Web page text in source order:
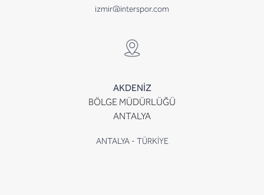
izmir@interspor.com
AKDENİZ
BÖLGE MÜDÜRLÜĞÜ
ANTALYA
ANTALYA - TÜRKİYE